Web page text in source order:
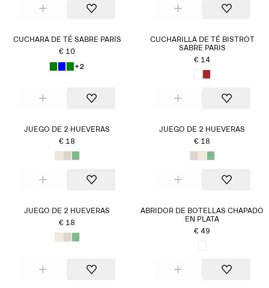
CUCHARA DE TÉ SABRE PARIS
€ 10
+2
CUCHARILLA DE TÉ BISTROT
SABRE PARIS
€ 14
JUEGO DE 2 HUEVERAS
€ 18
JUEGO DE 2 HUEVERAS
€ 18
JUEGO DE 2 HUEVERAS
€ 18
ABRIDOR DE BOTELLAS CHAPADO
EN PLATA
€ 49